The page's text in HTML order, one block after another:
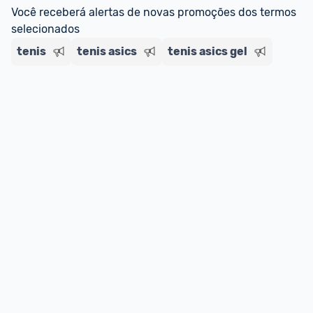
Entrega Expressa: A partir de 2 dias úteis.*
*Confira aqui
Você receberá alertas de novas promoções dos termos
selecionados
tenis
tenis asics tenis asics gel